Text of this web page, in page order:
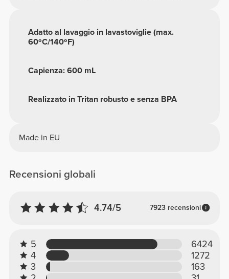
Realizzato in Tritan robusto e senza BPA
Capienza: 600 mL
Adatto al lavaggio in lavastoviglie (max.
60ºC/140ºF)
Made in EU
Recensioni globali
4.74/5 7923 recensioni
5
6424
4
1272
3
163